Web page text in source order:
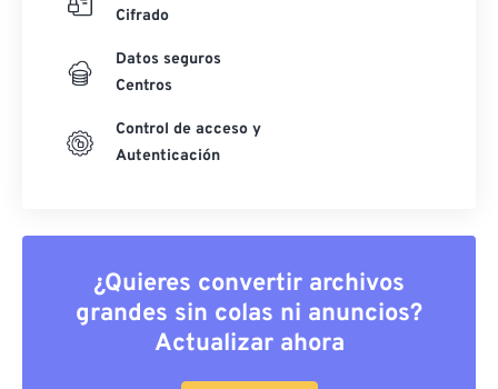
Cifrado
Datos seguros
Centros
Control de acceso y
Autenticación
¿Quieres convertir archivos
grandes sin colas ni anuncios?
Actualizar ahora